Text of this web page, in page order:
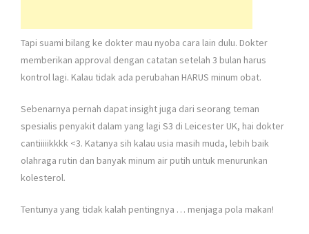
Tapi suami bilang ke dokter mau nyoba cara lain dulu. Dokter
memberikan approval dengan catatan setelah 3 bulan harus
kontrol lagi. Kalau tidak ada perubahan HARUS minum obat.
Sebenarnya pernah dapat insight juga dari seorang teman
spesialis penyakit dalam yang lagi S3 di Leicester UK, hai dokter
cantiiiiikkkk <3. Katanya sih kalau usia masih muda, lebih baik
olahraga rutin dan banyak minum air putih untuk menurunkan
kolesterol.
Tentunya yang tidak kalah pentingnya … menjaga pola makan!